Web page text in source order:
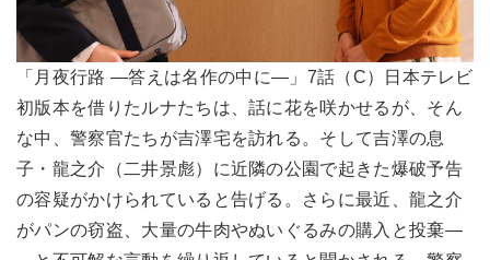
「月夜行路 ―答えは名作の中に―」7話（C）日本テレビ
初版本を借りたルナたちは、話に花を咲かせるが、そん
な中、警察官たちが吉澤宅を訪れる。そして吉澤の息
子・龍之介（二井景彪）に近隣の公園で起きた爆破予告
の容疑がかけられていると告げる。さらに最近、龍之介
がパンの窃盗、大量の牛肉やぬいぐるみの購入と投棄―